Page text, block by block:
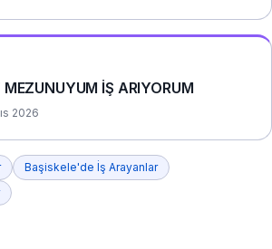
İŞ ARIYORUM
2026
Başiskele'de İş Arayanlar